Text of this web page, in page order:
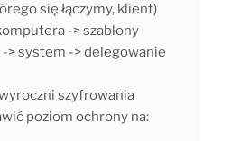
się łączymy, klient)
-> szablony
> system -> delegowanie
szyfrowania
poziom ochrony na: